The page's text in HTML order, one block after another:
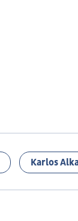
Karlos